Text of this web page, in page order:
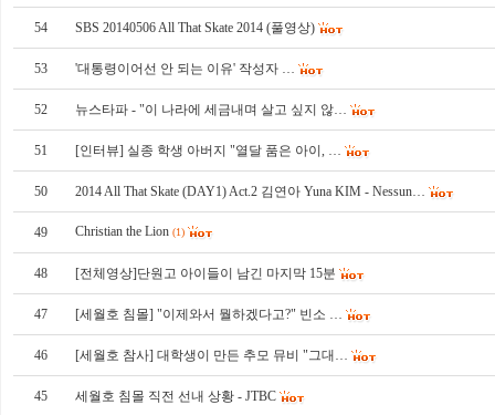
54 SBS 20140506 All That Skate 2014 (풀영상)
53 '대통령이어선 안 되는 이유' 작성자 …
52 뉴스타파 - "이 나라에 세금내며 살고 싶지 않…
51 [인터뷰] 실종 학생 아버지 "열달 품은 아이, …
50 2014 All That Skate (DAY1) Act.2 김연아 Yuna KIM - Nessun…
49 Christian the Lion (1)
48 [전체영상]단원고 아이들이 남긴 마지막 15분
47 [세월호 침몰] "이제와서 뭘하겠다고?" 빈소 …
46 [세월호 참사] 대학생이 만든 추모 뮤비 "그대…
45 세월호 침몰 직전 선내 상황 - JTBC